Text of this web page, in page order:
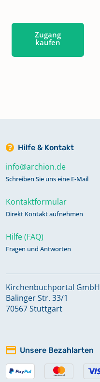
Zugang
kaufen
Hilfe & Kontakt
info@archion.de
Schreiben Sie uns eine E-Mail
Kontaktformular
Direkt Kontakt aufnehmen
Hilfe (FAQ)
Fragen und Antworten
Kirchenbuchportal GmbH
Balinger Str. 33/1
70567 Stuttgart
Unsere Bezahlarten